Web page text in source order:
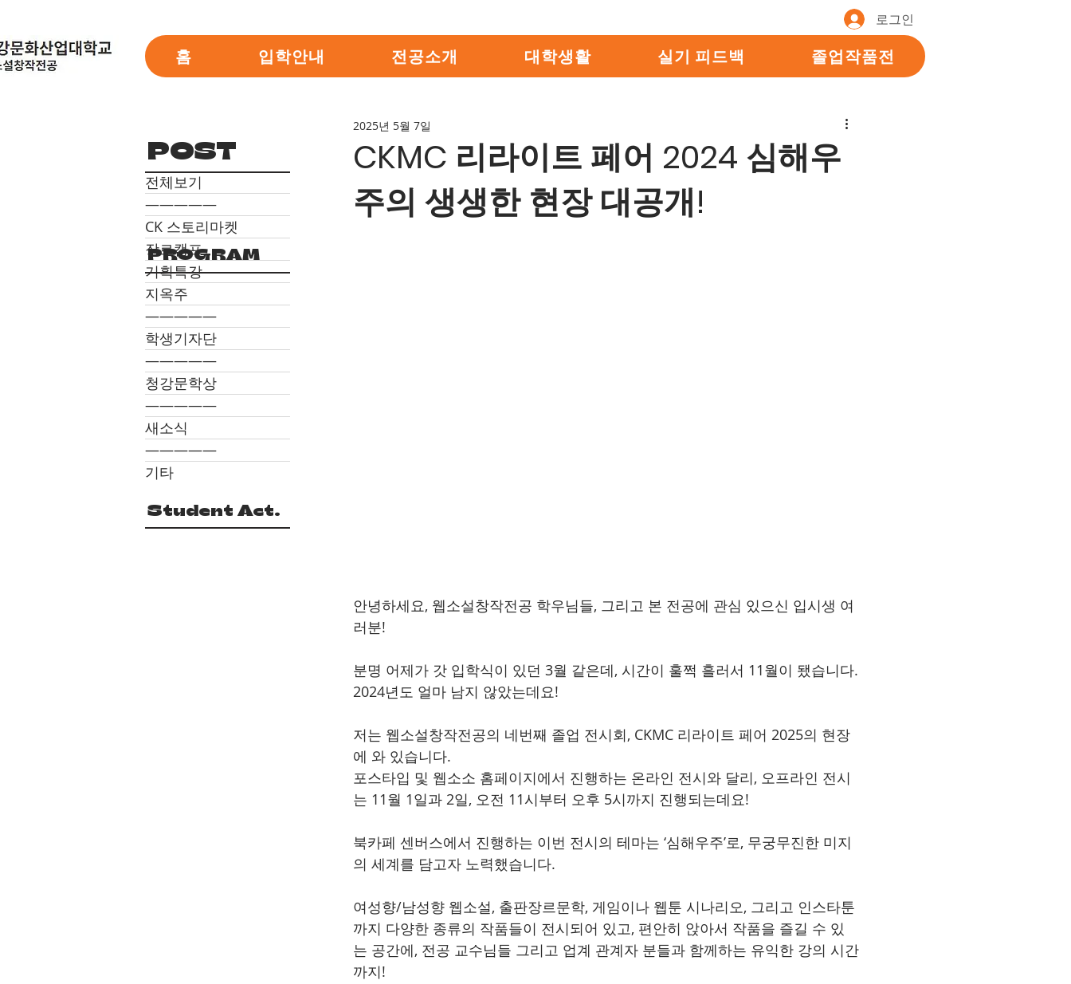
로그인
홈 입학안내 전공소개 대학생활 실기 피드백 졸업작품전
CKMC 리라이트 페어 2024 심해우
주의 생생한 현장 대공개!
2025년 5월 7일
안녕하세요, 웹소설창작전공 학우님들, 그리고 본 전공에 관심 있으신 입시생 여
러분!
분명 어제가 갓 입학식이 있던 3월 같은데, 시간이 훌쩍 흘러서 11월이 됐습니다.
2024년도 얼마 남지 않았는데요!
저는 웹소설창작전공의 네번째 졸업 전시회, CKMC 리라이트 페어 2025의 현장
에 와 있습니다.
포스타입 및 웹소소 홈페이지에서 진행하는 온라인 전시와 달리, 오프라인 전시
는 11월 1일과 2일, 오전 11시부터 오후 5시까지 진행되는데요!
북카페 센버스에서 진행하는 이번 전시의 테마는 ‘심해우주’로, 무궁무진한 미지
의 세계를 담고자 노력했습니다.
여성향/남성향 웹소설, 출판장르문학, 게임이나 웹툰 시나리오, 그리고 인스타툰
까지 다양한 종류의 작품들이 전시되어 있고, 편안히 앉아서 작품을 즐길 수 있
는 공간에, 전공 교수님들 그리고 업계 관계자 분들과 함께하는 유익한 강의 시간
까지!
POST
전체보기
―――――
CK 스토리마켓
장르캠프
기획특강
지옥주
―――――
학생기자단
―――――
청강문학상
―――――
새소식
―――――
기타
PROGRAM
Student Act.